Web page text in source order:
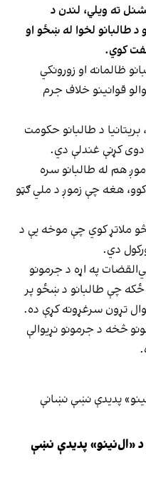
ته ویلي، لندن د
طالبانو لخوا له ښځو او
کوي.
ظالمانه او زورونکي
قوانینو خلاف جرم
بریتانیا د طالبانو حکومت
کړنې غندلې دي.
هم له طالبانو سره
هغه چې زموږ د ملي ګټو
ملاتړ کوي چې موخه یې د
دي.
په اړه د جرمونو
چې طالبانو د ښځو پر
تړون سرغړونه کړې ده.
څخه د جرمونو نړیوالې
«ال‌نینو» پدیدې نښې